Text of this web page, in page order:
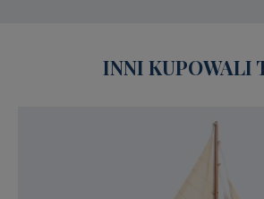
INNI KUPOWALI